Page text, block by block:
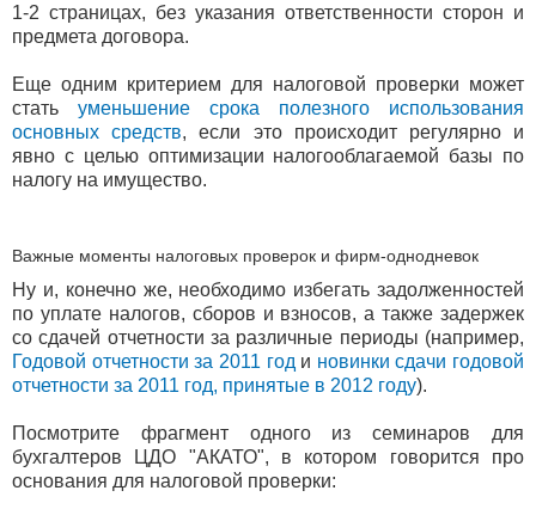
1-2 страницах, без указания ответственности сторон и
предмета договора.
Еще одним критерием для налоговой проверки может
стать уменьшение срока полезного использования
основных средств, если это происходит регулярно и
явно с целью оптимизации налогооблагаемой базы по
налогу на имущество.
Важные моменты налоговых проверок и фирм-однодневок
Ну и, конечно же, необходимо избегать задолженностей
по уплате налогов, сборов и взносов, а также задержек
со сдачей отчетности за различные периоды (например,
Годовой отчетности за 2011 год и новинки сдачи годовой
отчетности за 2011 год, принятые в 2012 году).
Посмотрите фрагмент одного из семинаров для
бухгалтеров ЦДО "АКАТО", в котором говорится про
основания для налоговой проверки: